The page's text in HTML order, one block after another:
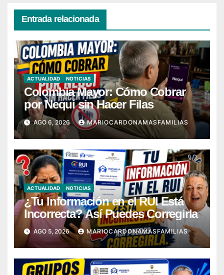
Entrada relacionada
ACTUALIDAD NOTICIAS
Colombia Mayor: Cómo Cobrar
por Nequi sin Hacer Filas
AGO 6, 2026 MARIOCARDONAMASFAMILIAS
ACTUALIDAD NOTICIAS
¿Tu Información en el RUI Está
Incorrecta? Así Puedes Corregirla
AGO 5, 2026 MARIOCARDONAMASFAMILIAS